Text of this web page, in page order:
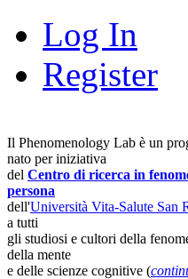
Log In
Register
Il Phenomenology Lab è un
nato per iniziativa
del Centro di ricerca in
persona
dell'Università Vita-Salute San
a tutti
gli studiosi e cultori della
della mente
e delle scienze cognitive (